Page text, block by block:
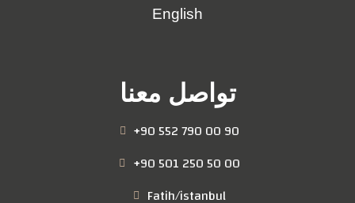
English
تواصل معنا
+90 552 790 00 90
+90 501 250 50 00
Fatih/istanbul